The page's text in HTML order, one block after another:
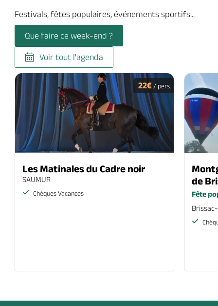
Festivals, fêtes populaires, événements sportifs...
Que faire ce week-end ?
Voir tout l'agenda
22€ / pers.
Les Matinales du Cadre noir
SAUMUR
Chèques Vacances
de
Fête
Brissac-